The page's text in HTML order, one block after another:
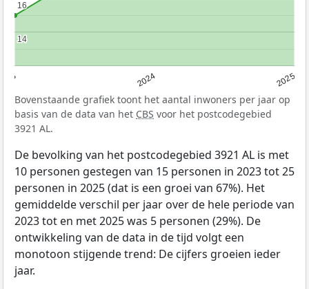
2024 2025
14
14
16
16
Bovenstaande grafiek toont het aantal inwoners per jaar op
basis van de data van het CBS voor het postcodegebied
3921 AL.
De bevolking van het postcodegebied 3921 AL is met
10 personen gestegen van 15 personen in 2023 tot 25
personen in 2025 (dat is een groei van 67%). Het
gemiddelde verschil per jaar over de hele periode van
2023 tot en met 2025 was 5 personen (29%). De
ontwikkeling van de data in de tijd volgt een
monotoon stijgende trend: De cijfers groeien ieder
jaar.